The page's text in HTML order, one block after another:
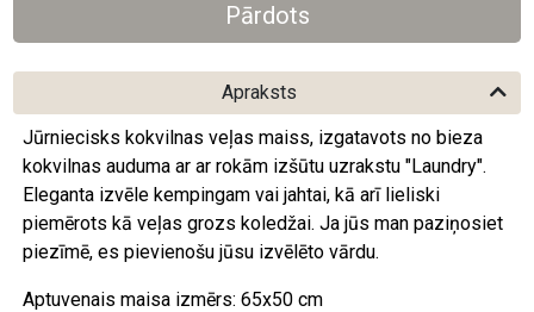
Apraksts
Jūrniecisks kokvilnas veļas maiss, izgatavots no bieza
kokvilnas auduma ar ar rokām izšūtu uzrakstu "Laundry".
Eleganta izvēle kempingam vai jahtai, kā arī lieliski
piemērots kā veļas grozs koledžai. Ja jūs man paziņosiet
piezīmē, es pievienošu jūsu izvēlēto vārdu.
Aptuvenais maisa izmērs: 65x50 cm